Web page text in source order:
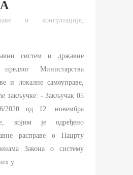
и консултације,
систем и државне
Министарства
и локалне самоуправе,
закључке: - Закључак 05
2020 од 12. новембра
којим је одређено
расправе о Нацрту
Закона о систему
у...